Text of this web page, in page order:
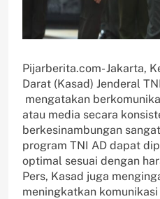
Pijarberita.com- Jakarta,
Darat (Kasad) Jenderal
mengatakan
atau media secara
berkesinambungan
program TNI AD dapat
optimal sesuai dengan
Pers, Kasad juga
meningkatkan